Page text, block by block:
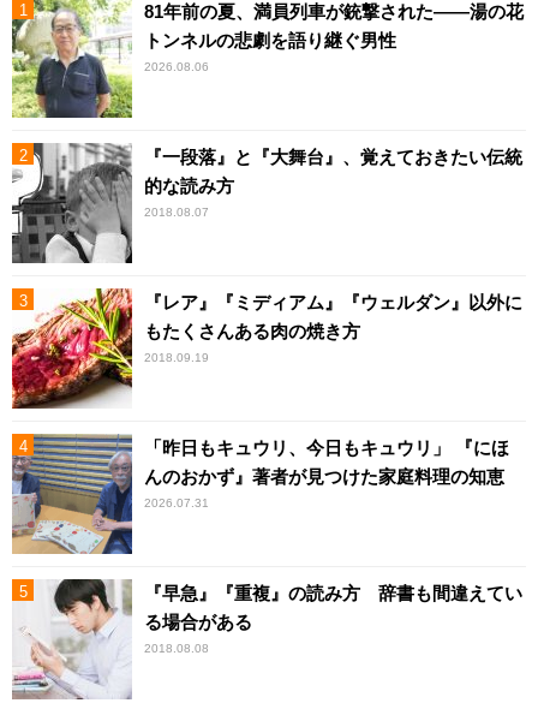
81年前の夏、満員列車が銃撃された――湯の花
トンネルの悲劇を語り継ぐ男性
2026.08.06
『一段落』と『大舞台』、覚えておきたい伝統
的な読み方
2018.08.07
『レア』『ミディアム』『ウェルダン』以外に
もたくさんある肉の焼き方
2018.09.19
「昨日もキュウリ、今日もキュウリ」 『にほ
んのおかず』著者が見つけた家庭料理の知恵
2026.07.31
『早急』『重複』の読み方 辞書も間違えてい
る場合がある
2018.08.08